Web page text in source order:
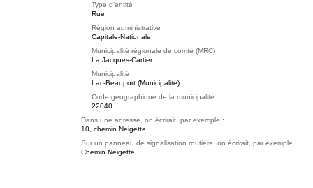
Type d'entité
Rue
Région administrative
Capitale-Nationale
Municipalité régionale de comté (MRC)
La Jacques-Cartier
Municipalité
Lac-Beauport (Municipalité)
Code géographique de la municipalité
22040
Dans une adresse, on écrirait, par exemple :
10, chemin Neigette
Sur un panneau de signalisation routière, on écrirait, par exemple :
Chemin Neigette